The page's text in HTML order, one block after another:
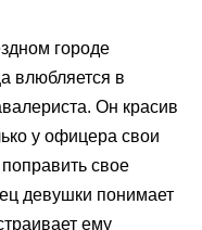
городе
влюбляется в
Он красив
у офицера свои
свое
девушки понимает
ему